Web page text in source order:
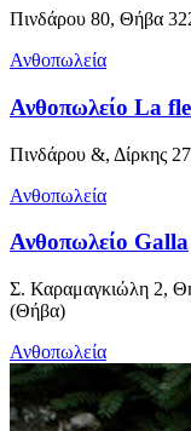
Πινδάρου 80, Θήβα
Ανθοπωλεία
Ανθοπωλείο La
Πινδάρου &, Δίρκης
Ανθοπωλεία
Ανθοπωλείο Galla
Σ. Καραμαγκιώλη 2,
(Θήβα)
Ανθοπωλεία